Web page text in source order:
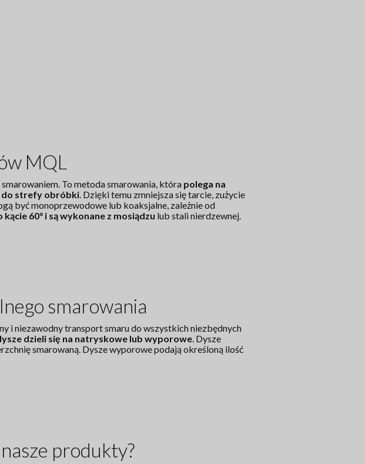
MQL
To metoda smarowania, która polega na
do strefy obróbki. Dzięki temu zmniejsza się tarcie, zużycie
być monoprzewodowe lub koaksjalne, zależnie od
60° i są wykonane z mosiądzu lub stali nierdzewnej.
smarowania
i niezawodny transport smaru do wszystkich niezbędnych
dzieli się na natryskowe lub wyporowe. Dysze
smarowaną. Dysze wyporowe podają określoną ilość
produkty?